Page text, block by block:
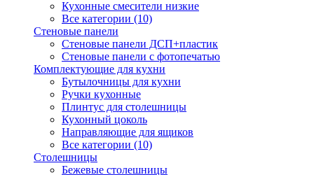
Кухонные смесители низкие
Все категории (10)
Стеновые панели
Стеновые панели ДСП+пластик
Стеновые панели с фотопечатью
Комплектующие для кухни
Бутылочницы для кухни
Ручки кухонные
Плинтус для столешницы
Кухонный цоколь
Направляющие для ящиков
Все категории (10)
Столешницы
Бежевые столешницы